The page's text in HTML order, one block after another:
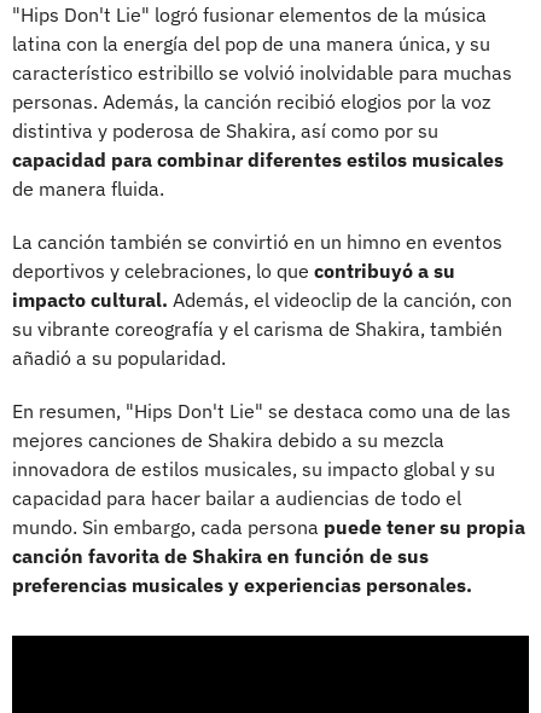
"Hips Don't Lie" logró fusionar elementos de la música
latina con la energía del pop de una manera única, y su
característico estribillo se volvió inolvidable para muchas
personas. Además, la canción recibió elogios por la voz
distintiva y poderosa de Shakira, así como por su
capacidad para combinar diferentes estilos musicales
de manera fluida.
La canción también se convirtió en un himno en eventos
deportivos y celebraciones, lo que contribuyó a su
impacto cultural. Además, el videoclip de la canción, con
su vibrante coreografía y el carisma de Shakira, también
añadió a su popularidad.
En resumen, "Hips Don't Lie" se destaca como una de las
mejores canciones de Shakira debido a su mezcla
innovadora de estilos musicales, su impacto global y su
capacidad para hacer bailar a audiencias de todo el
mundo. Sin embargo, cada persona puede tener su propia
canción favorita de Shakira en función de sus
preferencias musicales y experiencias personales.